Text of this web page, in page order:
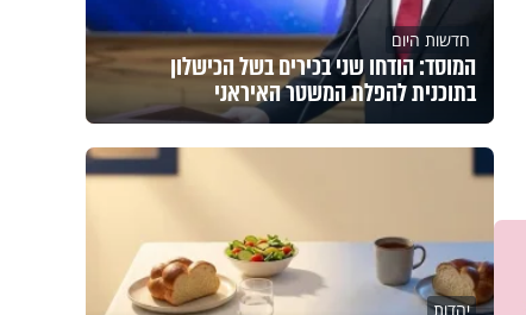
חדשות היום
המוסד: הודחו שני בכירים בשל הכישלון
בתוכנית להפלת המשטר האיראני
יהדות